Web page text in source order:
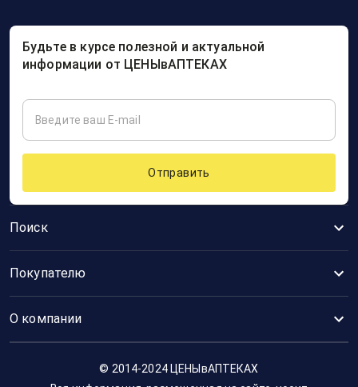
Поиск
Покупателю
О компании
Будьте в курсе полезной и актуальной
информации от ЦЕНЫвАПТЕКАХ
Отправить
© 2014-2024 ЦЕНЫвАПТЕКАХ